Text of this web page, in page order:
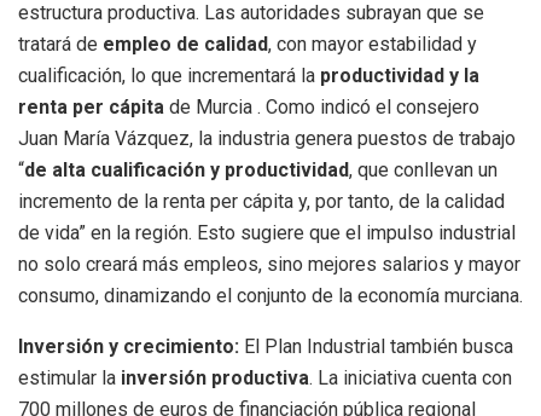
estructura productiva. Las autoridades subrayan que se
tratará de empleo de calidad, con mayor estabilidad y
cualificación, lo que incrementará la productividad y la
renta per cápita de Murcia . Como indicó el consejero
Juan María Vázquez, la industria genera puestos de trabajo
“de alta cualificación y productividad, que conllevan un
incremento de la renta per cápita y, por tanto, de la calidad
de vida” en la región. Esto sugiere que el impulso industrial
no solo creará más empleos, sino mejores salarios y mayor
consumo, dinamizando el conjunto de la economía murciana.
Inversión y crecimiento: El Plan Industrial también busca
estimular la inversión productiva. La iniciativa cuenta con
700 millones de euros de financiación pública regional